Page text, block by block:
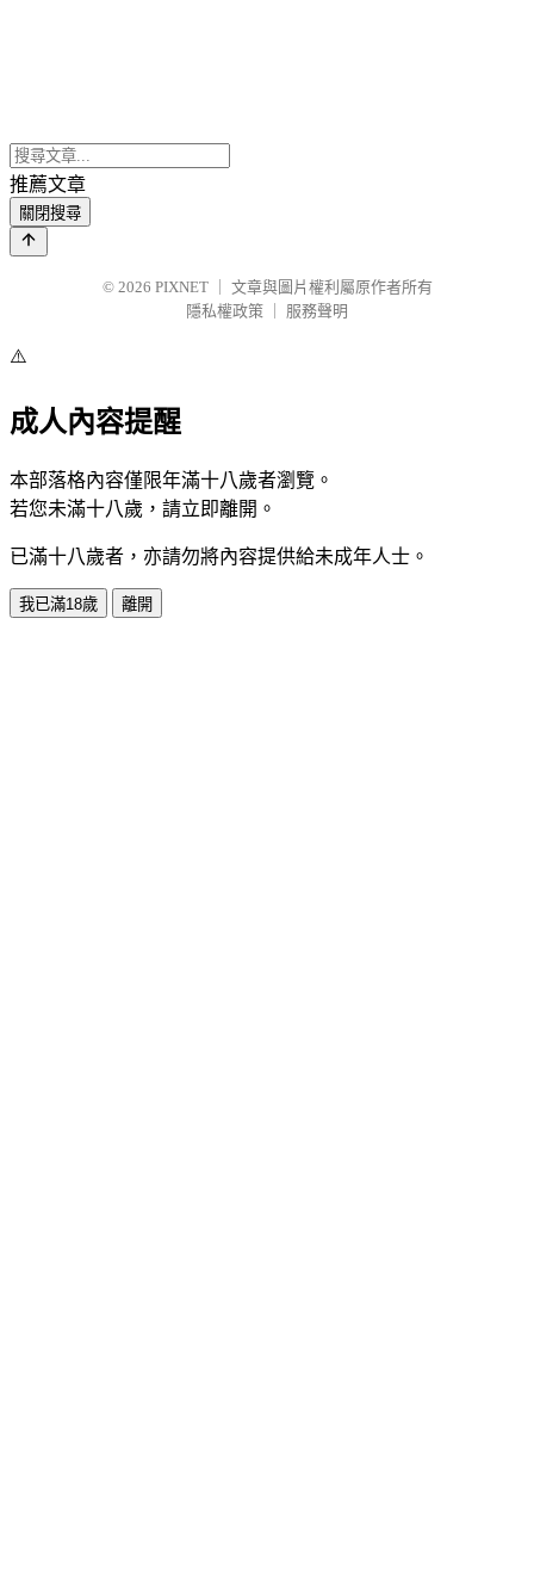
推薦文章
關閉搜尋
© 2026 PIXNET
文章與圖片權利屬原作者所有
隱私權政策
服務聲明
⚠️
成人內容提醒
本部落格內容僅限年滿十八歲者瀏覽。
若您未滿十八歲，請立即離開。
已滿十八歲者，亦請勿將內容提供給未成年人士。
我已滿18歲 離開